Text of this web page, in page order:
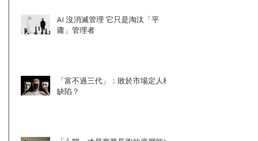
AI 沒消滅管理 它只是淘汰「平
庸」管理者
「富不過三代」：敗於市場定人格
缺陷？